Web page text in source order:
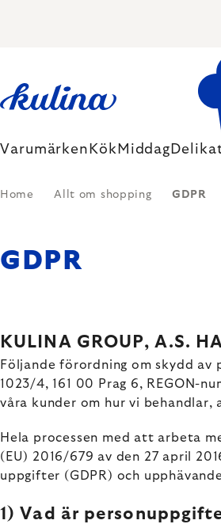
Varumärken Kök Middag
Home Allt om shopping GDPR
GDPR
KULINA GROUP, A.S.
Följande förordning om skydd
1023/4, 161 00 Prag 6, REGON-
våra kunder om hur vi
Hela processen med att arbeta
(EU) 2016/679 av den 27 april
uppgifter (GDPR) och
1) Vad är